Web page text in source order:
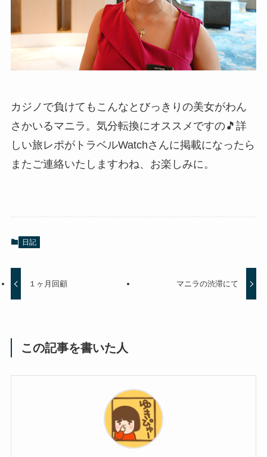
カジノで負けてもこんなとびっきりの美女がわん
さかいるマニラ。気分転換にオススメですの🎵詳
しい旅レポがトラベルWatchさんに掲載になったら
またご連絡いたしますわね、お楽しみに。
日記
１ヶ月回顧 マニラの渋滞にて
この記事を書いた人